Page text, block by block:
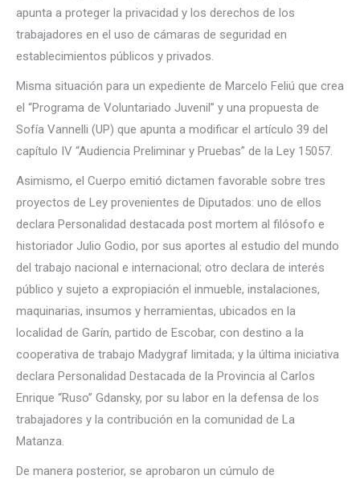
apunta a proteger la privacidad y los derechos de los
trabajadores en el uso de cámaras de seguridad en
establecimientos públicos y privados.
Misma situación para un expediente de Marcelo Feliú que crea
el “Programa de Voluntariado Juvenil” y una propuesta de
Sofía Vannelli (UP) que apunta a modificar el artículo 39 del
capítulo IV “Audiencia Preliminar y Pruebas” de la Ley 15057.
Asimismo, el Cuerpo emitió dictamen favorable sobre tres
proyectos de Ley provenientes de Diputados: uno de ellos
declara Personalidad destacada post mortem al filósofo e
historiador Julio Godio, por sus aportes al estudio del mundo
del trabajo nacional e internacional; otro declara de interés
público y sujeto a expropiación el inmueble, instalaciones,
maquinarias, insumos y herramientas, ubicados en la
localidad de Garín, partido de Escobar, con destino a la
cooperativa de trabajo Madygraf limitada; y la última iniciativa
declara Personalidad Destacada de la Provincia al Carlos
Enrique “Ruso” Gdansky, por su labor en la defensa de los
trabajadores y la contribución en la comunidad de La
Matanza.
De manera posterior, se aprobaron un cúmulo de